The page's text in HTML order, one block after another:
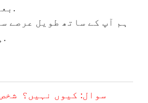
بعد فروخت سروس کے نظام.
ہم آپ کے ساتھ طویل عرصے
اور آپ کی کمپنی.
1) سوال: کیوں نہیں؟